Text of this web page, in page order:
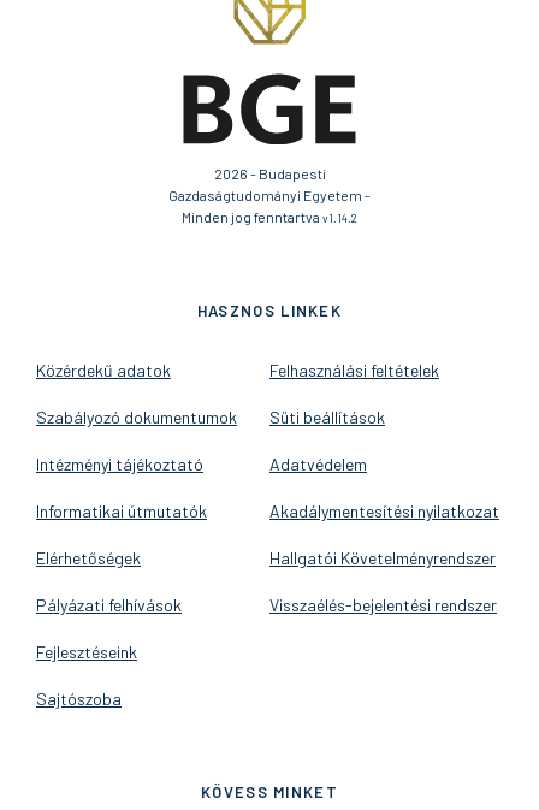
2026 - Budapesti
Gazdaságtudományi Egyetem -
Minden jog fenntartva v1.14.2
HASZNOS LINKEK
Közérdekű adatok
Szabályozó dokumentumok
Intézményi tájékoztató
Informatikai útmutatók
Elérhetőségek
Pályázati felhívások
Fejlesztéseink
Sajtószoba
Felhasználási feltételek
Süti beállítások
Adatvédelem
Akadálymentesítési nyilatkozat
Hallgatói Követelményrendszer
Visszaélés-bejelentési rendszer
KÖVESS MINKET